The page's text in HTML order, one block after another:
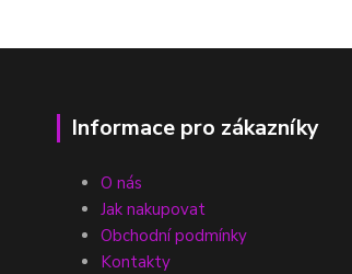
Informace pro zákazníky
O nás
Jak nakupovat
Obchodní podmínky
Kontakty